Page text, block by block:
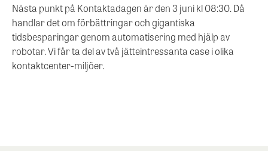
Nästa punkt på Kontaktadagen är den 3 juni kl 08:30. Då
handlar det om förbättringar och gigantiska
tidsbesparingar genom automatisering med hjälp av
robotar. Vi får ta del av två jätteintressanta case i olika
kontaktcenter-miljöer.